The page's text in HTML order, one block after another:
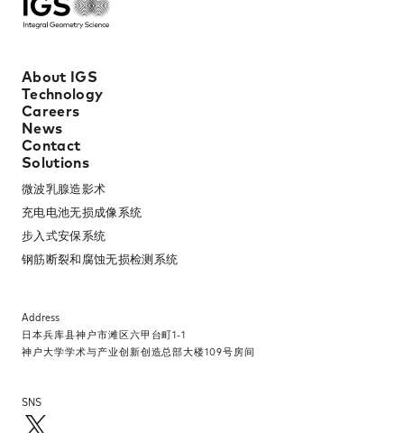
About IGS
Technology
Careers
News
Contact
Solutions
微波乳腺造影术​
充电电池无损成像系统​
步入式安保系统​
钢筋断裂和腐蚀无损检测系统​
Address
日本兵库县神户市滩区六甲台町1-1​
神户大学学术与产业创新创造总部大楼109号房间​
SNS